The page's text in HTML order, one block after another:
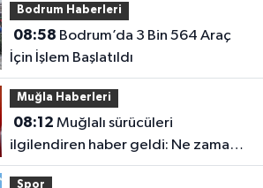
Bodrum Haberleri
08:58
İçin İşlem Başlatıldı
Muğla Haberleri
08:12
ilgilendiren haber geldi: Ne zaman
indirim gelecek?
Spor